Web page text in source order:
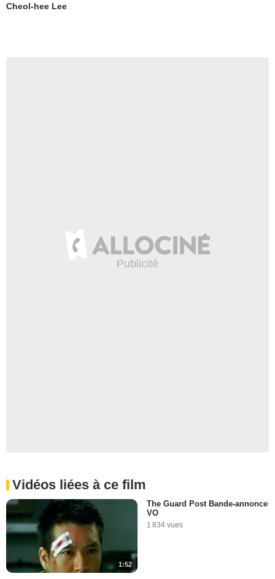
Cheol-hee Lee
Vidéos liées à ce film
1:52
The Guard Post Bande-annonce
VO
1 834 vues